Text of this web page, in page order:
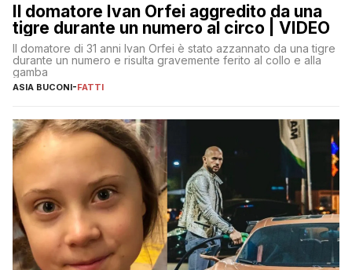
Il domatore Ivan Orfei aggredito da una
tigre durante un numero al circo | VIDEO
Il domatore di 31 anni Ivan Orfei è stato azzannato da una tigre
durante un numero e risulta gravemente ferito al collo e alla
gamba
ASIA BUCONI-FATTI